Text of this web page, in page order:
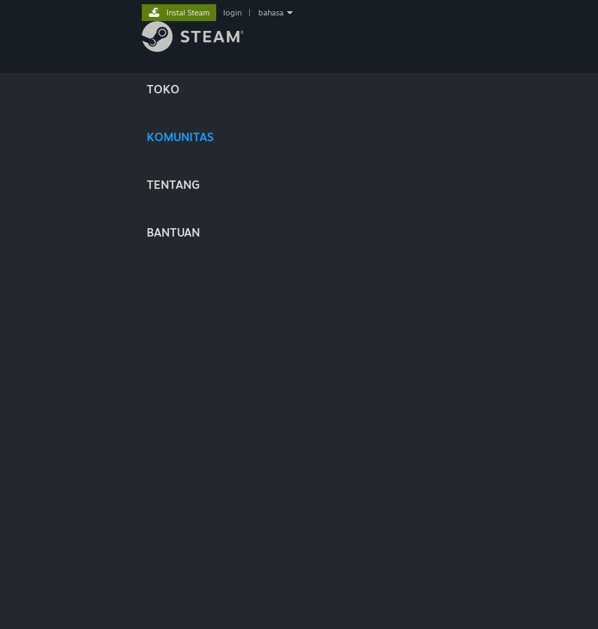
TOKO
KOMUNITAS
TENTANG
BANTUAN
Instal Steam login bahasa